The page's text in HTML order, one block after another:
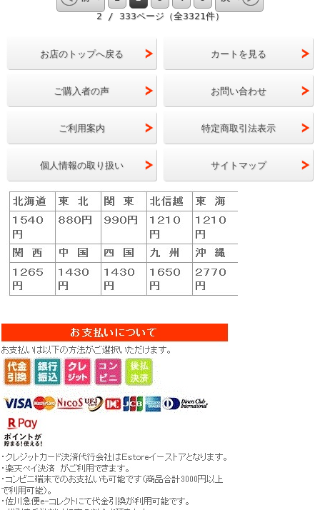
2 / 333ページ（全3321件）
お店のトップへ戻る カートを見る
ご購入者の声 お問い合わせ
ご利用案内 特定商取引法表示
個人情報の取り扱い サイトマップ